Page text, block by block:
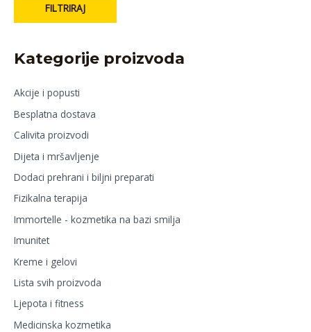
FILTRIRAJ
Kategorije proizvoda
Akcije i popusti
Besplatna dostava
Calivita proizvodi
Dijeta i mršavljenje
Dodaci prehrani i biljni preparati
Fizikalna terapija
Immortelle - kozmetika na bazi smilja
Imunitet
Kreme i gelovi
Lista svih proizvoda
Ljepota i fitness
Medicinska kozmetika